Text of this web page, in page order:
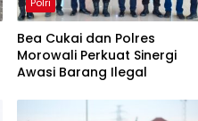
Bea Cukai dan Polres
Morowali Perkuat Sinergi
Awasi Barang Ilegal